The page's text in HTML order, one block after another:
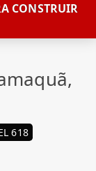
CONSTRUIR
618